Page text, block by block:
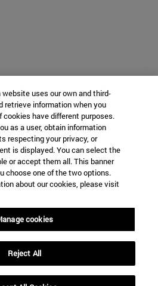
uses our own and third-
retrieve information when you
have different purposes.
as a user, obtain information
respecting your privacy, or
is displayed. You can select the
or accept them all. This banner
choose one of the two options.
about our cookies, please visit
cookies
Reject All